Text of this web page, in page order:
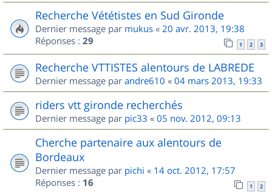
Recherche Vététistes en Sud Gironde
Dernier message par mukus « 20 avr. 2013, 19:38
Réponses : 29 1 2 3
Recherche VTTISTES alentours de LABREDE
Dernier message par andre610 « 04 mars 2013, 19:33
riders vtt gironde recherchés
Dernier message par pic33 « 05 nov. 2012, 09:13
Cherche partenaire aux alentours de
Bordeaux
Dernier message par pichi « 14 oct. 2012, 17:57
Réponses : 16 1 2